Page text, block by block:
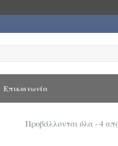
Επικοινωνία
Προβάλλονται όλα - 4